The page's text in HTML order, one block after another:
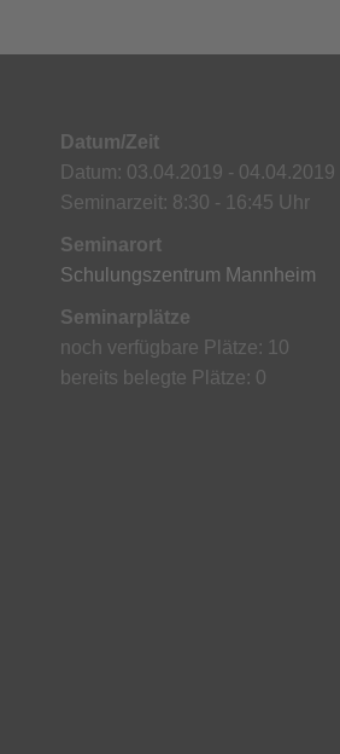
Datum/Zeit
Datum: 03.04.2019 - 04.04.2019
Seminarzeit: 8:30 - 16:45 Uhr
Seminarort
Schulungszentrum Mannheim
Seminarplätze
noch verfügbare Plätze: 10
bereits belegte Plätze: 0